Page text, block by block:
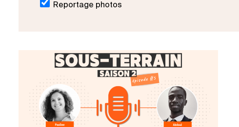
Reportage photos